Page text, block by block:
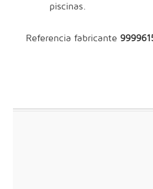
piscinas.
Referencia fabricante